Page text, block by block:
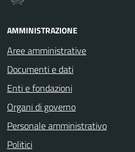
AMMINISTRAZIONE
Aree amministrative
Documenti e dati
Enti e fondazioni
Organi di governo
Personale amministrativo
Politici